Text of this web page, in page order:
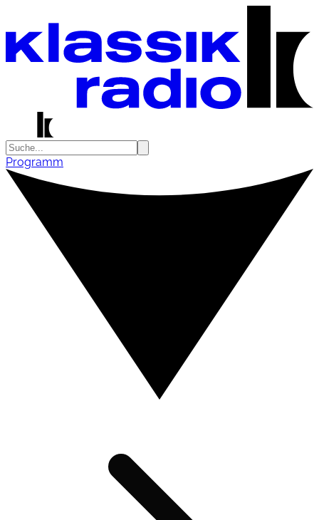
Programm